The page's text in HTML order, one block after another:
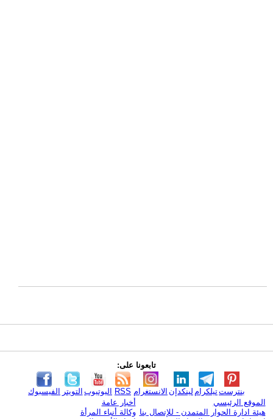
تابعونا على:
الفيسبوك التويتر اليوتيوب RSS الانستغرام لينكدإن تيلكرامبنترست
الموقع الرئيسي
هيئة ادارة الحوار المتمدن - للإتصال بنا
أخبار عامة
وكالة أنباء المرأة